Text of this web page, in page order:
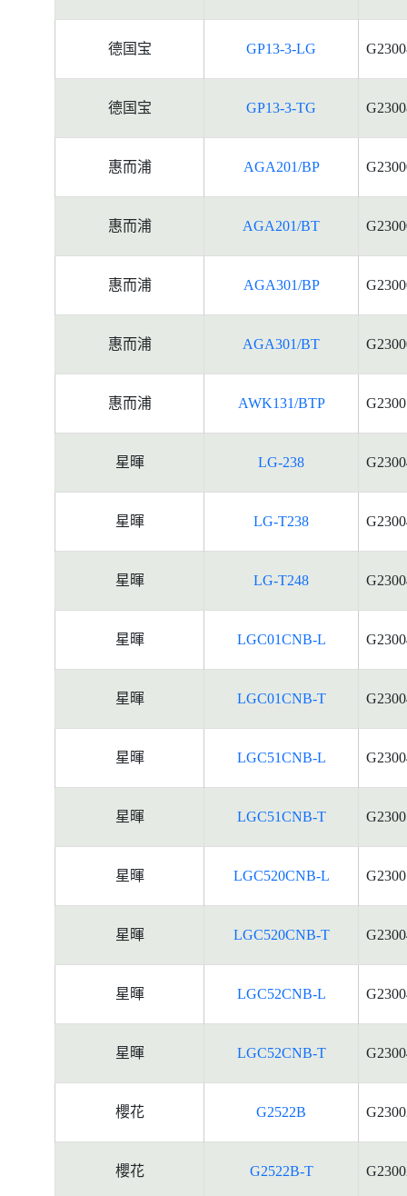
德国宝 GP13-3-LG
德国宝 GP13-3-TG
惠而浦 AGA201/BP
惠而浦 AGA201/BT
惠而浦 AGA301/BP
惠而浦 AGA301/BT
惠而浦 AWK131/BTP
星暉 LG-238
星暉 LG-T238
星暉 LG-T248
星暉 LGC01CNB-L
星暉 LGC01CNB-T
星暉 LGC51CNB-L
星暉 LGC51CNB-T
星暉 LGC520CNB-L
星暉 LGC520CNB-T
星暉 LGC52CNB-L
星暉 LGC52CNB-T
櫻花 G2522B
櫻花 G2522B-T